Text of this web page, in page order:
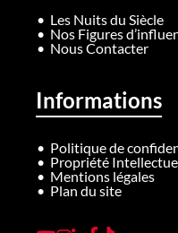
Les Nuits du Siècle
Nos Figures
Nous Contacter
Informations
Politique de
Propriété
Mentions légales
Plan du site